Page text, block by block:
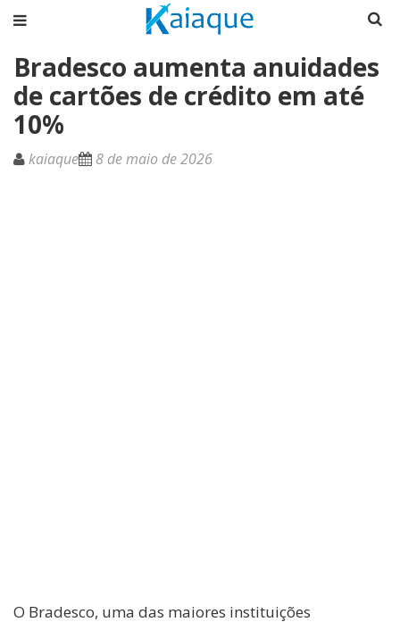
Bradesco aumenta anuidades
de cartões de crédito em até
10%
kaiaque 8 de maio de 2026
O Bradesco, uma das maiores instituições